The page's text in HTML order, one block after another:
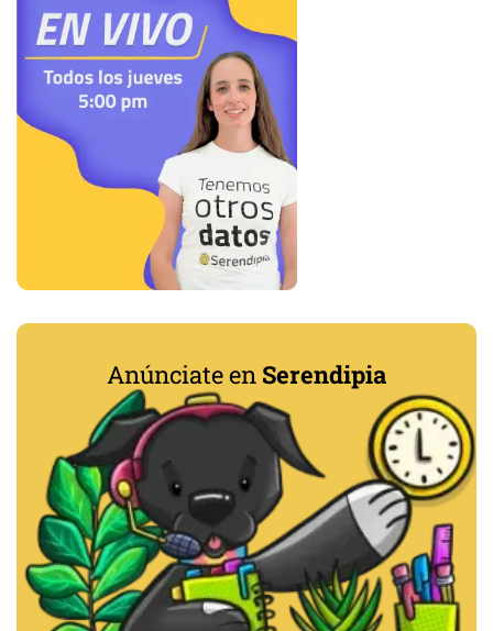
Anúnciate en Serendipia